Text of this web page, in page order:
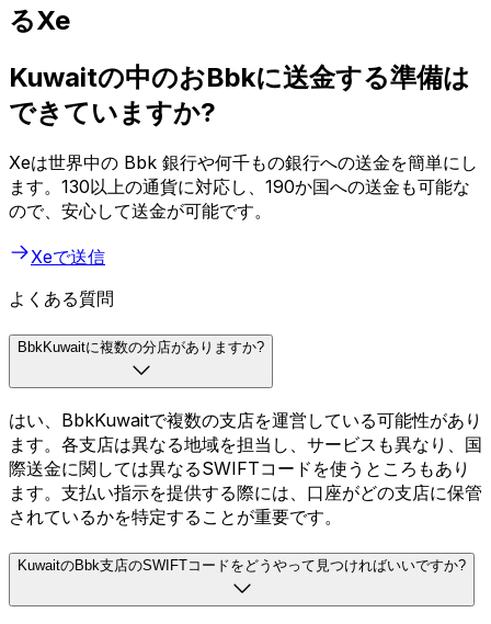
るXe
Kuwaitの中のおBbkに送金する準備は
できていますか?
Xeは世界中の Bbk 銀行や何千もの銀行への送金を簡単にし
ます。130以上の通貨に対応し、190か国への送金も可能な
ので、安心して送金が可能です。
Xeで送信
よくある質問
BbkKuwaitに複数の分店がありますか?
はい、BbkKuwaitで複数の支店を運営している可能性があり
ます。各支店は異なる地域を担当し、サービスも異なり、国
際送金に関しては異なるSWIFTコードを使うところもあり
ます。支払い指示を提供する際には、口座がどの支店に保管
されているかを特定することが重要です。
KuwaitのBbk支店のSWIFTコードをどうやって見つければいいですか?